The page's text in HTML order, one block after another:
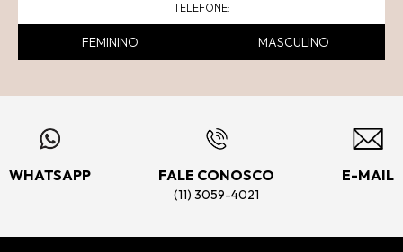
FEMININO MASCULINO
WHATSAPP FALE CONOSCO
(11) 3059-4021
E-MAIL